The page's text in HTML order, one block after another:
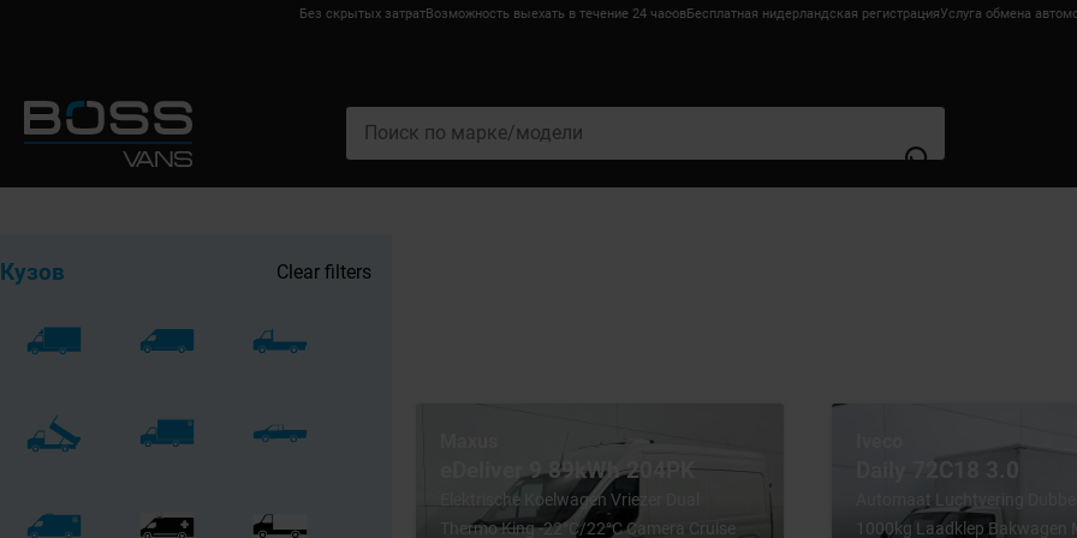
Без скрытых затратВозможность выехать в течение 24 часовБесплатная нидерландская регистрацияУслуга обмена
Clear filters
Кузов
eDeliver 9 89kWh 204PK
Elektrische Koelwagen Vriezer Dual
Thermo King -22°C/22°C Camera Cruise
Daily 72C18 3.0
Automaat Luchtvering
1000kg Laadklep Bakwagen